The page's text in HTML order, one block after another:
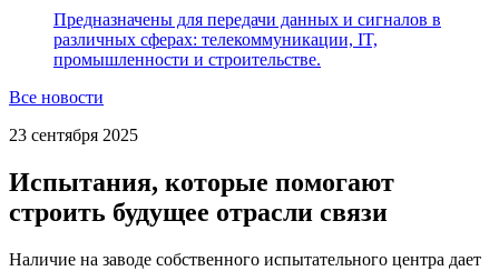
Предназначены для передачи данных и сигналов в
различных сферах: телекоммуникации, IT,
промышленности и строительстве.
Все новости
23 сентября 2025
Испытания, которые помогают
строить будущее отрасли связи
Наличие на заводе собственного испытательного центра дает